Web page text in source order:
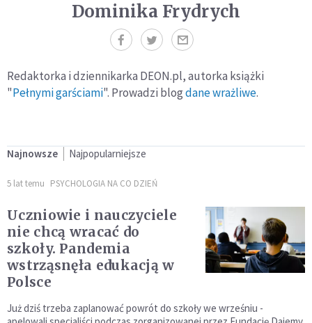
Dominika Frydrych
Redaktorka i dziennikarka DEON.pl, autorka książki
"Pełnymi garściami". Prowadzi blogdane wrażliwe.
Najnowsze Najpopularniejsze
5 lat temu PSYCHOLOGIA NA CO DZIEŃ
Uczniowie i nauczyciele
nie chcą wracać do
szkoły. Pandemia
wstrząsnęła edukacją w
Polsce
Już dziś trzeba zaplanować powrót do szkoły we wrześniu -